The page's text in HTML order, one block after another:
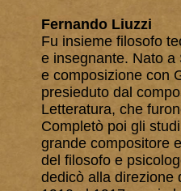
Fernando Liuzzi
Fu insieme filosofo
e insegnante. Nato
e composizione con
presieduto dal
Letteratura, che
Completò poi gli
grande compositore
del filosofo e
dedicò alla direzione